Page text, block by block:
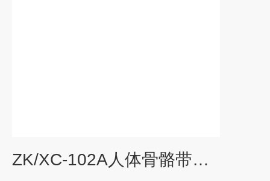
ZK/XC-102A人体骨骼带神经模型85CM